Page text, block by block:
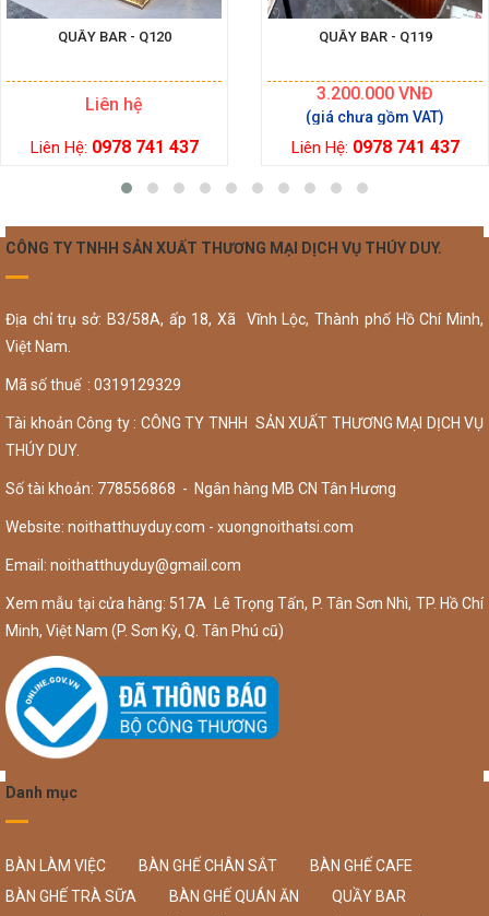
QUẦY BAR - Q120
Liên hệ
Liên Hệ: 0978 741 437
QUẦY BAR - Q119
3.200.000 VNĐ
Liên Hệ: 0978 741 437
CÔNG TY TNHH SẢN XUẤT THƯƠNG MẠI DỊCH VỤ THÚY DUY.
Địa chỉ trụ sở: B3/58A, ấp 18, Xã Vĩnh Lộc, Thành phố Hồ Chí Minh,
Việt Nam.
Mã số thuế : 0319129329
Tài khoản Công ty : CÔNG TY TNHH SẢN XUẤT THƯƠNG MẠI DỊCH VỤ
THÚY DUY.
Số tài khoản: 778556868 - Ngân hàng MB CN Tân Hương
Website: noithatthuyduy.com - xuongnoithatsi.com
Email: noithatthuyduy@gmail.com
Xem mẫu tại cửa hàng: 517A Lê Trọng Tấn, P. Tân Sơn Nhì, TP. Hồ Chí
Minh, Việt Nam (P. Sơn Kỳ, Q. Tân Phú cũ)
Danh mục
BÀN LÀM VIỆC BÀN GHẾ CHÂN SẮT
BÀN GHẾ CAFE
BÀN GHẾ TRÀ SỮA
BÀN GHẾ QUÁN ĂN
QUẦY BAR